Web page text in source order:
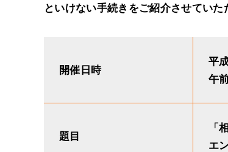
といけない手続きをご紹介させていた
開催日時
平
午
題目
「
エ